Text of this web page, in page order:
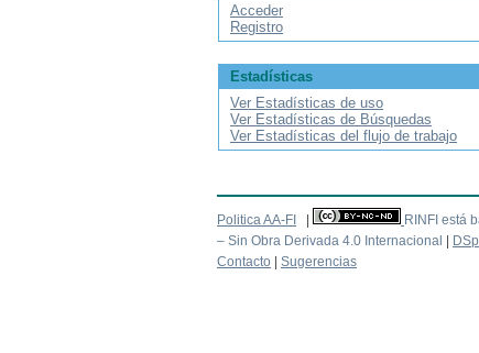
Acceder
Registro
Estadísticas
Ver Estadísticas de uso
Ver Estadísticas de Búsquedas
Ver Estadísticas del flujo de trabajo
Politica AA-FI RINFI está
– Sin Obra Derivada 4.0 Internacional
Contacto Sugerencias